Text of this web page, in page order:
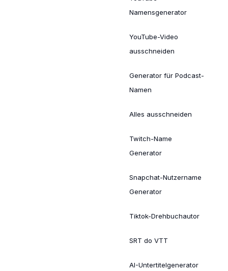
Namensgenerator
YouTube-Video
ausschneiden
Generator für Podcast-
Namen
Alles ausschneiden
Twitch-Name
Generator
Snapchat-Nutzername
Generator
Tiktok-Drehbuchautor
SRT do VTT
AI-Untertitelgenerator